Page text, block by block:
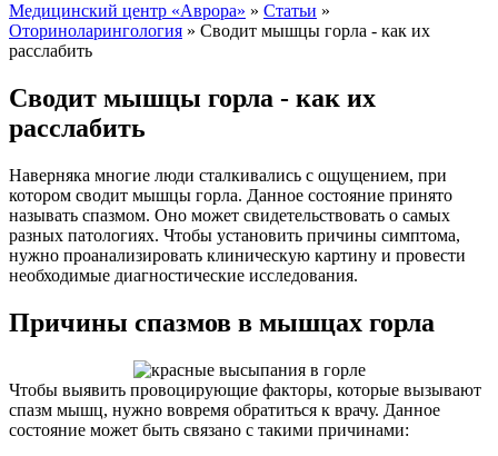
Медицинский центр «Аврора» » Статьи »
Оториноларингология » Сводит мышцы горла - как их
расслабить
Сводит мышцы горла - как их
расслабить
Наверняка многие люди сталкивались с ощущением, при
котором сводит мышцы горла. Данное состояние принято
называть спазмом. Оно может свидетельствовать о самых
разных патологиях. Чтобы установить причины симптома,
нужно проанализировать клиническую картину и провести
необходимые диагностические исследования.
Причины спазмов в мышцах горла
Чтобы выявить провоцирующие факторы, которые вызывают
спазм мышц, нужно вовремя обратиться к врачу. Данное
состояние может быть связано с такими причинами: